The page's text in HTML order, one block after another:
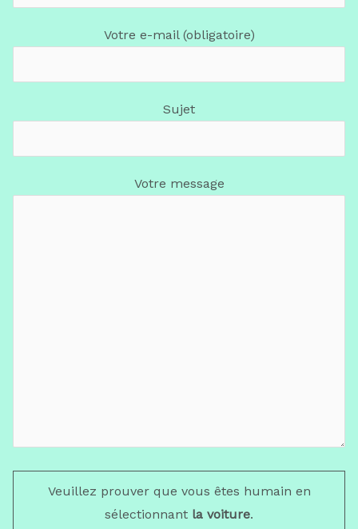
Votre e-mail (obligatoire)
Sujet
Votre message
Veuillez prouver que vous êtes humain en
sélectionnant la voiture.